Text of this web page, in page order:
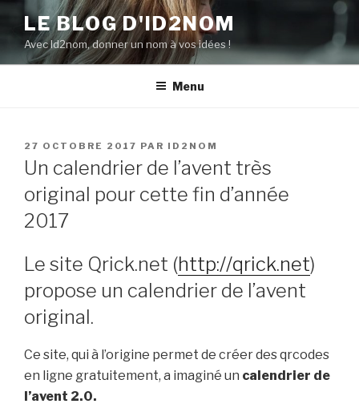
contenu
principal
LE BLOG D'ID2NOM
Avec Id2nom, donner un nom à vos idées !
Menu
PUBLIÉ
LE
27 OCTOBRE 2017 PAR ID2NOM
Un calendrier de l’avent très
original pour cette fin d’année
2017
Le site Qrick.net (http://qrick.net)
propose un calendrier de l’avent
original.
Ce site, qui à l’origine permet de créer des qrcodes
en ligne gratuitement, a imaginé un calendrier de
l’avent 2.0.